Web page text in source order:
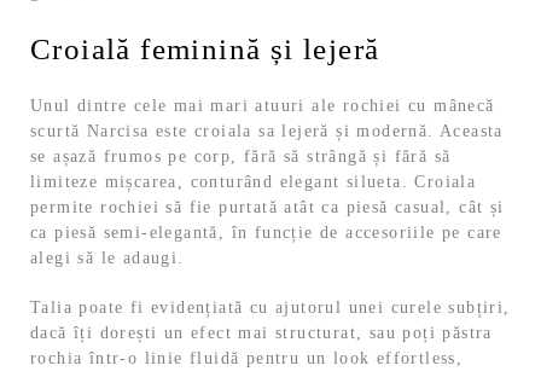
Croială feminină și lejeră
Unul dintre cele mai mari atuuri ale rochiei cu mânecă
scurtă Narcisa este croiala sa lejeră și modernă. Aceasta
se așază frumos pe corp, fără să strângă și fără să
limiteze mișcarea, conturând elegant silueta. Croiala
permite rochiei să fie purtată atât ca piesă casual, cât și
ca piesă semi-elegantă, în funcție de accesoriile pe care
alegi să le adaugi.
Talia poate fi evidențiată cu ajutorul unei curele subțiri,
dacă îți dorești un efect mai structurat, sau poți păstra
rochia într-o linie fluidă pentru un look effortless,